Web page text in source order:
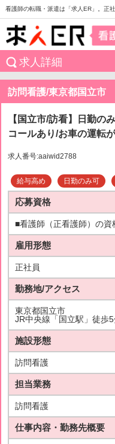
看護師の転職・派遣は「求人ER」。正
求人詳細
訪問看護/東京都国立市
【国立市/訪看】日勤
コールあり/お車の運転
求人番号:aaiwid2788
給与高め 日勤のみ可
応募資格
■看護師（正看護師）の
雇用形態
正社員
勤務地/アクセス
東京都国立市
JR中央線「国立駅」徒歩
施設形態
訪問看護
担当業務
訪問看護
仕事内容・勤務先概要